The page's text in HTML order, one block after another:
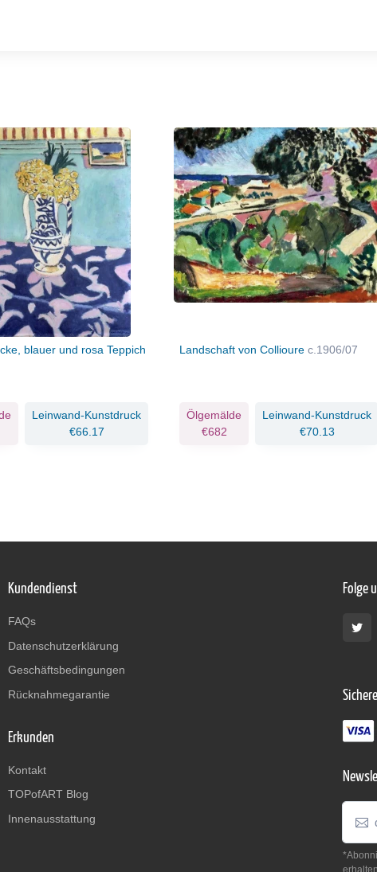
blauer und rosa Teppich
Leinwand-Kunstdruck
€66.17
Landschaft von Collioure c.1906/07
Ölgemälde
€682
Leinwand-Kunstdruck
€70.13
Kundendienst
FAQs
Datenschutzerklärung
Geschäftsbedingungen
Rücknahmegarantie
Erkunden
Kontakt
TOPofART Blog
Innenausstattung
Folge
erhalten.